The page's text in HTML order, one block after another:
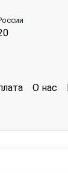
О нас